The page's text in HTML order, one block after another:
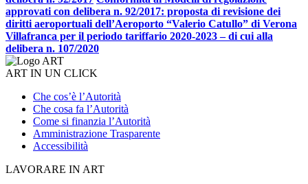
approvati con delibera n. 92/2017: proposta di revisione dei
diritti aeroportuali dell’Aeroporto “Valerio Catullo” di Verona
Villafranca per il periodo tariffario 2020-2023 – di cui alla
delibera n. 107/2020
ART IN UN CLICK
Che cos’è l’Autorità
Che cosa fa l’Autorità
Come si finanzia l’Autorità
Amministrazione Trasparente
Accessibilità
LAVORARE IN ART